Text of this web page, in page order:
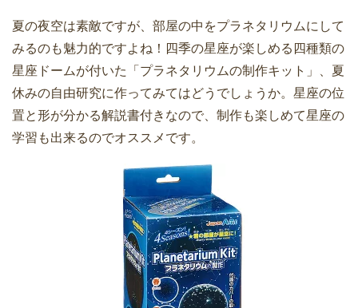
夏の夜空は素敵ですが、部屋の中をプラネタリウムにして
みるのも魅力的ですよね！四季の星座が楽しめる四種類の
星座ドームが付いた「プラネタリウムの制作キット」、夏
休みの自由研究に作ってみてはどうでしょうか。星座の位
置と形が分かる解説書付きなので、制作も楽しめて星座の
学習も出来るのでオススメです。